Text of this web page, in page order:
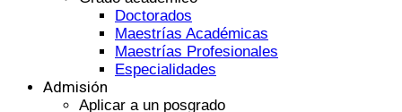
Doctorados
Maestrías Académicas
Maestrías Profesionales
Especialidades
Admisión
Aplicar a un posgrado